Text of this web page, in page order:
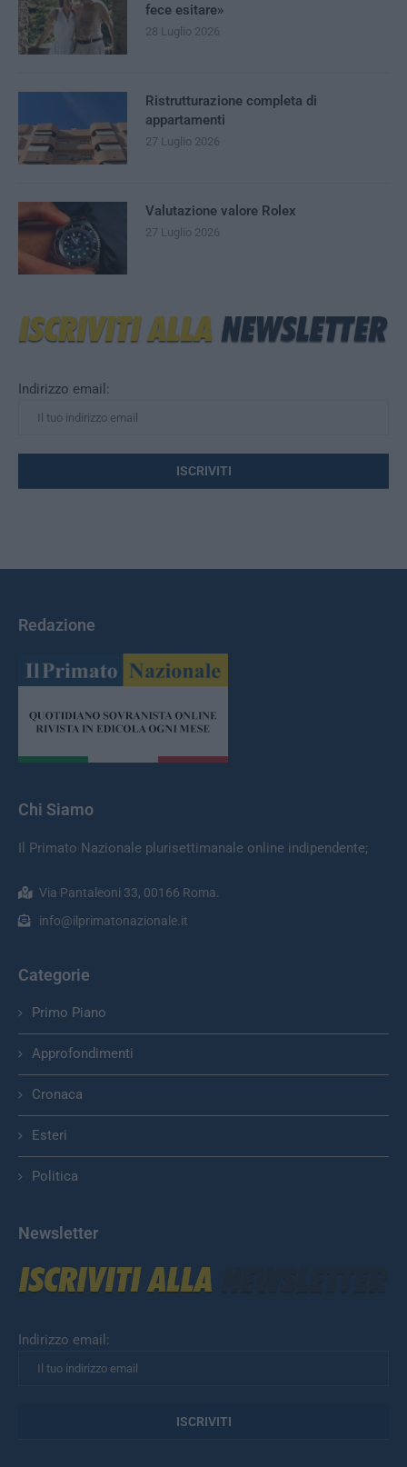
Indirizzo email:
fece esitare»
28 Luglio 2026
Ristrutturazione completa di
appartamenti
27 Luglio 2026
Valutazione valore Rolex
27 Luglio 2026
Redazione
Chi Siamo
Il Primato Nazionale plurisettimanale online indipendente;
Via Pantaleoni 33, 00166 Roma.
info@ilprimatonazionale.it
Categorie
Primo Piano
Approfondimenti
Cronaca
Esteri
Politica
Newsletter
Indirizzo email: